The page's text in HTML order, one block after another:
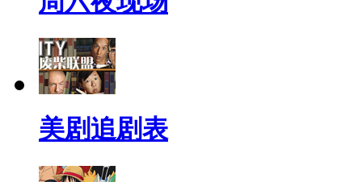
美剧追剧表